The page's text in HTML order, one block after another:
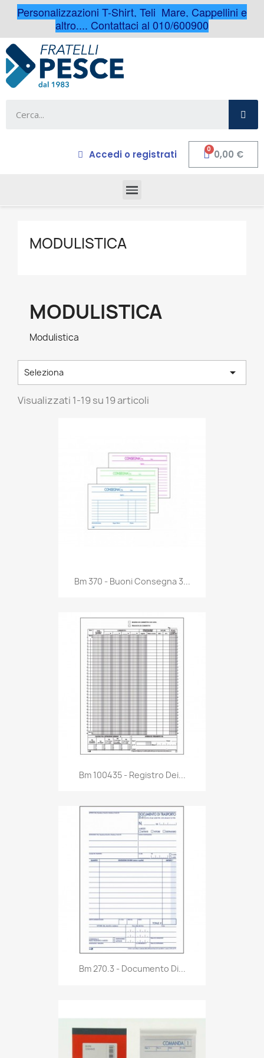
Personalizzazioni T-Shirt, Teli Mare, Cappellini e
altro.... Contattaci al 010/600900
Accedi o registrati 0,00 €
MODULISTICA
MODULISTICA
Modulistica
Seleziona 
Visualizzati 1-19 su 19 articoli
Anteprima
Bm 370 - Buoni Consegna 3...
Anteprima
Bm 100435 - Registro Dei...
 Anteprima
Bm 270.3 - Documento Di...